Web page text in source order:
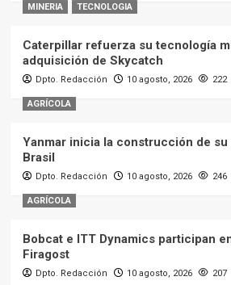
MINERIA TECNOLOGIA
Caterpillar refuerza su tecnología
adquisición de Skycatch
Dpto. Redacción 10 agosto, 2026 222
AGRÍCOLA
Yanmar inicia la construcción de su
Brasil
Dpto. Redacción 10 agosto, 2026 246
AGRÍCOLA
Bobcat e ITT Dynamics participan
Firagost
Dpto. Redacción 10 agosto, 2026 207